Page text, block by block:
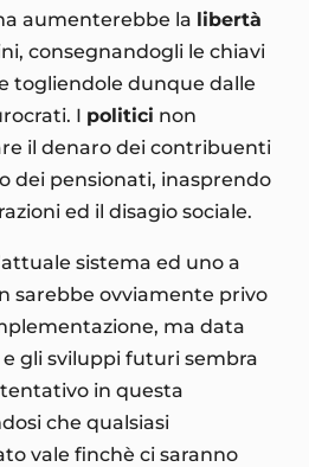
aumenterebbe la libertà
consegnandogli le chiavi
togliendole dunque dalle
I politici non
il denaro dei contribuenti
dei pensionati, inasprendo
ed il disagio sociale.
sistema ed uno a
sarebbe ovviamente privo
ma data
gli sviluppi futuri sembra
in questa
che qualsiasi
vale finchè ci saranno